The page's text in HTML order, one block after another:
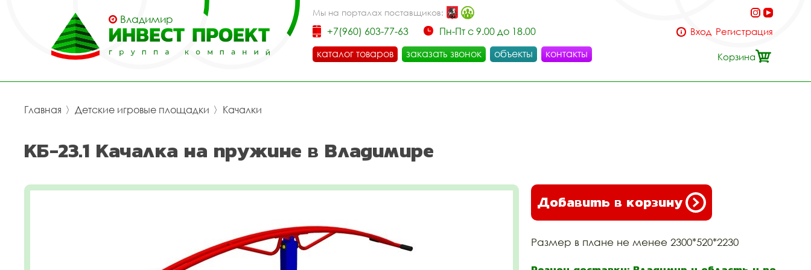
Владимир
Мы на порталах поставщиков:
+7(960) 603-77-63
Пн-Пт с 9.00 до 18.00
каталог товаров
заказать звонок объекты контакты
Вход Регистрация
Корзина
Главная 〉 Детские игровые площадки 〉 Качалки
КБ-23.1 Качалка на пружине в Владимире
Добавить в корзину
Размер в плане не менее 2300*520*2230